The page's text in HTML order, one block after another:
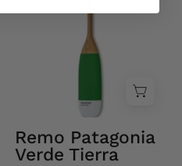
Remo Patagonia
Verde Tierra